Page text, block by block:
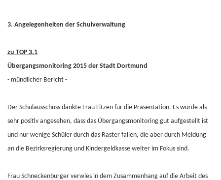
3. Angelegenheiten der Schulverwaltung
zu TOP 3.1
Übergangsmonitoring 2015 der Stadt Dortmund
- mündlicher Bericht -
Der Schulausschuss dankte Frau Fitzen für die Präsentation. Es wurde als
sehr positiv angesehen, dass das Übergangsmonitoring gut aufgestellt ist
und nur wenige Schüler durch das Raster fallen, die aber durch Meldung
an die Bezirksregierung und Kindergeldkasse weiter im Fokus sind.
Frau Schneckenburger verwies in dem Zusammenhang auf die Arbeit des